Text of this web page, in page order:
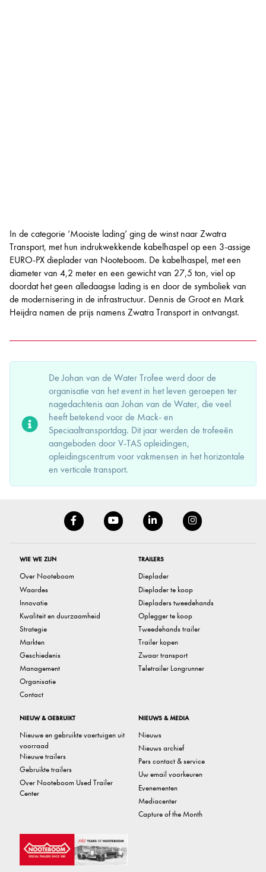
In de categorie ‘Mooiste lading’ ging de winst naar Zwatra
Transport, met hun indrukwekkende kabelhaspel op een 3-assige
EURO-PX dieplader van Nooteboom. De kabelhaspel, met een
diameter van 4,2 meter en een gewicht van 27,5 ton, viel op
doordat het geen alledaagse lading is en door de symboliek van
de modernisering in de infrastructuur. Dennis de Groot en Mark
Heijdra namen de prijs namens Zwatra Transport in ontvangst.
De Johan van de Water Trofee werd door de
organisatie van het event in het leven geroepen ter
nagedachtenis aan Johan van de Water, die veel
heeft betekend voor de Mack- en
Speciaaltransportdag. Dit jaar werden de trofeeën
aangeboden door V-TAS opleidingen,
opleidingscentrum voor vakmensen in het horizontale
en verticale transport.
WIE WE ZIJN
Over Nooteboom
Waardes
Innovatie
Kwaliteit en duurzaamheid
Strategie
Markten
Geschiedenis
Management
Organisatie
Contact
TRAILERS
Dieplader
Dieplader te koop
Diepladers tweedehands
Oplegger te koop
Tweedehands trailer
Trailer kopen
Zwaar transport
Teletrailer Longrunner
NIEUW & GEBRUIKT
Nieuwe en gebruikte voertuigen uit
voorraad
Nieuwe trailers
Gebruikte trailers
Over Nooteboom Used Trailer
Center
NIEUWS & MEDIA
Nieuws
Nieuws archief
Pers contact & service
Uw email voorkeuren
Evenementen
Mediacenter
Capture of the Month